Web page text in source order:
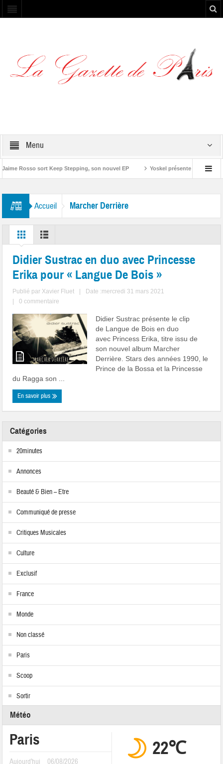
Menu
Rosso sort Keep Stepping, son nouvel EP Yoskel présente son EP «
Accueil Marcher Derrière
Didier Sustrac en duo avec Princesse
Erika pour « Langue De Bois »
Publié par Xavier Fluet
Date :mercredi 31 mars 2021
0 commentaire
Didier Sustrac présente le clip
de Langue de Bois en duo
avec Princess Erika, titre issu de
son nouvel album Marcher
Derrière. Stars des années 1990, le
Prince de la Bossa et la Princesse
du Ragga son ...
En savoir plus
Catégories
20minutes
Annonces
Beauté & Bien – Etre
Communiqué de presse
Critiques Musicales
Culture
Exclusif
France
Monde
Non classé
Paris
Scoop
Sortir
Météo
Paris
Aujourd'hui 06/08/2026
22℃